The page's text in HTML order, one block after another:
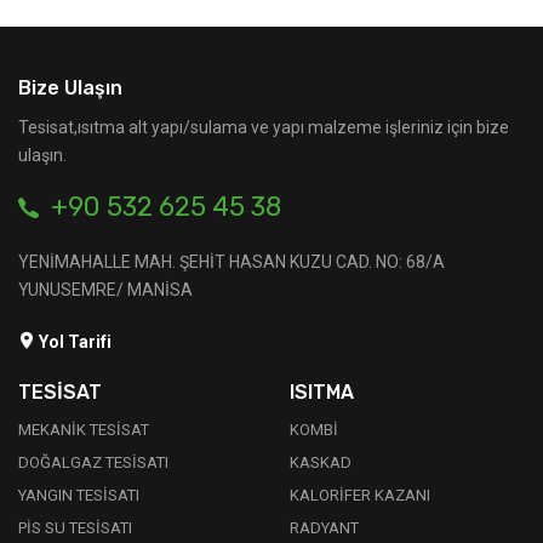
Bize Ulaşın
Tesisat,ısıtma alt yapı/sulama ve yapı malzeme işleriniz için bize
ulaşın.
+90 532 625 45 38
YENİMAHALLE MAH. ŞEHİT HASAN KUZU CAD. NO: 68/A
YUNUSEMRE/ MANİSA
Yol Tarifi
TESİSAT
MEKANİK TESİSAT
DOĞALGAZ TESİSATI
YANGIN TESİSATI
PİS SU TESİSATI
ISITMA
KOMBİ
KASKAD
KALORİFER KAZANI
RADYANT